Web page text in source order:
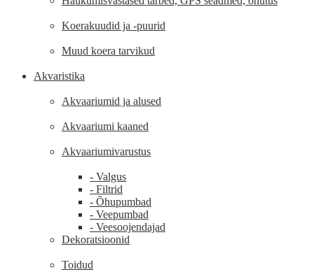
Koerakuudid ja -puurid
Muud koera tarvikud
Akvaristika
Akvaariumid ja alused
Akvaariumi kaaned
Akvaariumivarustus
- Valgus
- Filtrid
- Õhupumbad
- Veepumbad
- Veesoojendajad
Dekoratsioonid
Toidud